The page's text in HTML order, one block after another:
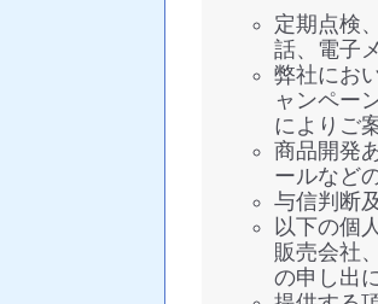
定期点検
話、電子
弊社にお
ャンペー
によりご
商品開発
ールなど
与信判断
以下の個
販売会社
の申し出